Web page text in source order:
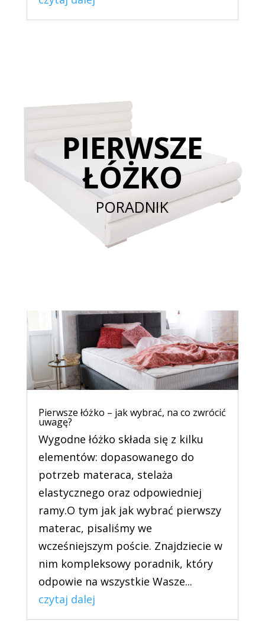
PIERWSZE
ŁÓŻKO
PORADNIK
Pierwsze łóżko – jak wybrać, na co zwrócić
uwagę?
Wygodne łóżko składa się z kilku
elementów: dopasowanego do
potrzeb materaca, stelaża
elastycznego oraz odpowiedniej
ramy.O tym jak jak wybrać pierwszy
materac, pisaliśmy we
wcześniejszym poście. Znajdziecie w
nim kompleksowy poradnik, który
odpowie na wszystkie Wasze...
czytaj dalej